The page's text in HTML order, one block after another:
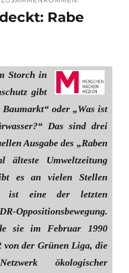
Rabe
Storch in
gibt
oder „Was ist
Das sind drei
Ausgabe des „Raben
älteste Umweltzeitung
es an vielen Stellen
ist eine der letzten
Oppositionsbewegung.
sie im Februar 1990
von der Grünen Liga, die
ökologischer